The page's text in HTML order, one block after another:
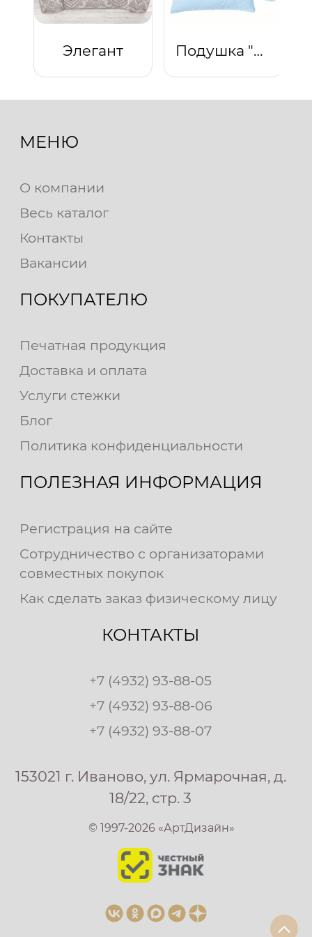
Элегант Подушка "Комфорт" (светло-голубой)
МЕНЮ
О компании
Весь каталог
Контакты
Вакансии
ПОКУПАТЕЛЮ
Печатная продукция
Доставка и оплата
Услуги стежки
Блог
Политика конфиденциальности
ПОЛЕЗНАЯ ИНФОРМАЦИЯ
Регистрация на сайте
Сотрудничество с организаторами
совместных покупок
Как сделать заказ физическому лицу
КОНТАКТЫ
+7 (4932) 93-88-05
+7 (4932) 93-88-06
+7 (4932) 93-88-07
153021 г. Иваново, ул. Ярмарочная, д.
18/22, стр. 3
© 1997-2026 «АртДизайн»